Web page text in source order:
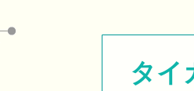
タイ